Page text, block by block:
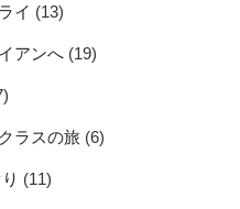
イ (13)
アンへ (19)
ラスの旅 (6)
(11)